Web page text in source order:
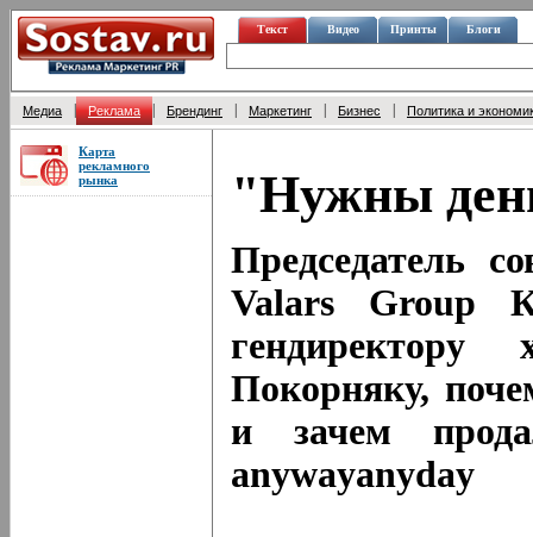
Текст Видео Принты Блоги
Медиа Реклама Брендинг Маркетинг Бизнес Политика и
Карта
рекламного
рынка
"Нужны
Председатель
Valars Group
Покорняку,
и зачем
anywayanyday